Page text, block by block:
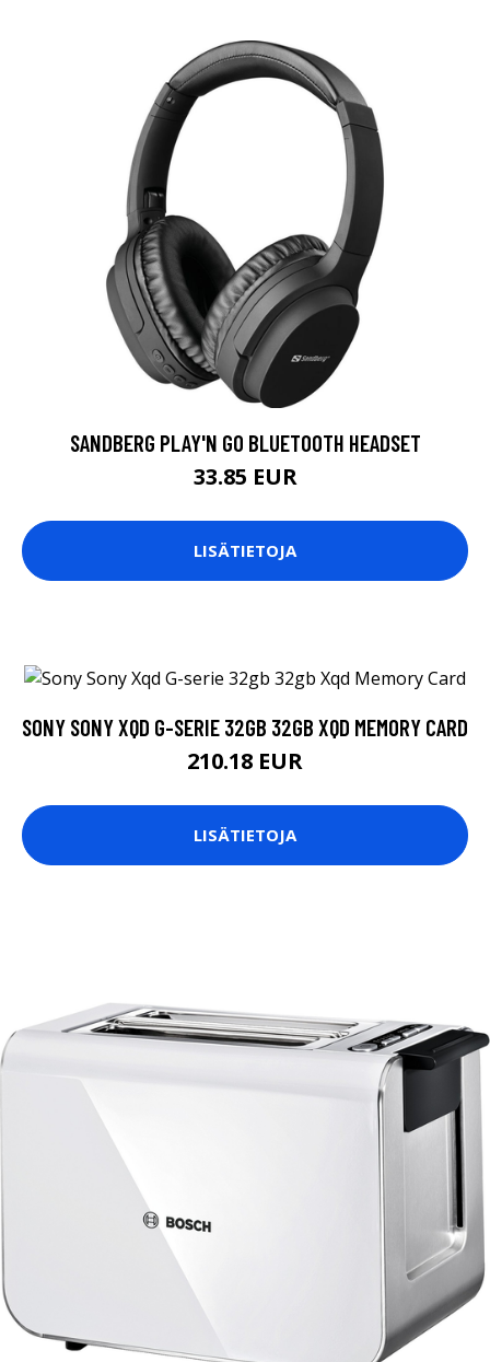
SANDBERG PLAY'N GO BLUETOOTH HEADSET
33.85 EUR
LISÄTIETOJA
SONY SONY XQD G-SERIE 32GB 32GB XQD MEMORY CARD
210.18 EUR
LISÄTIETOJA